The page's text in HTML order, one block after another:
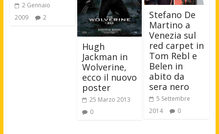
2 Gennaio
2009
2
Hugh
Jackman in
Wolverine,
ecco il nuovo
poster
25 Marzo 2013
0
Stefano De
Martino a
Venezia sul
red carpet in
Tom Rebl e
Belen in
abito da
sera nero
5 Settembre
2014
0